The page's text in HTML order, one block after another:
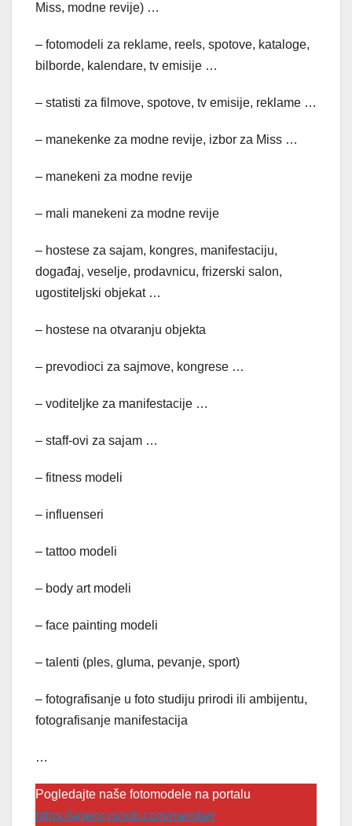
Miss, modne revije) …
– fotomodeli za reklame, reels, spotove, kataloge,
bilborde, kalendare, tv emisije …
– statisti za filmove, spotove, tv emisije, reklame …
– manekenke za modne revije, izbor za Miss …
– manekeni za modne revije
– mali manekeni za modne revije
– hostese za sajam, kongres, manifestaciju,
događaj, veselje, prodavnicu, frizerski salon,
ugostiteljski objekat …
– hostese na otvaranju objekta
– prevodioci za sajmove, kongrese …
– voditeljke za manifestacije …
– staff-ovi za sajam …
– fitness modeli
– influenseri
– tattoo modeli
– body art modeli
– face painting modeli
– talenti (ples, gluma, pevanje, sport)
– fotografisanje u foto studiju prirodi ili ambijentu,
fotografisanje manifestacija
…
Pogledajte naše fotomodele na portalu
https://agencysnob.com/member